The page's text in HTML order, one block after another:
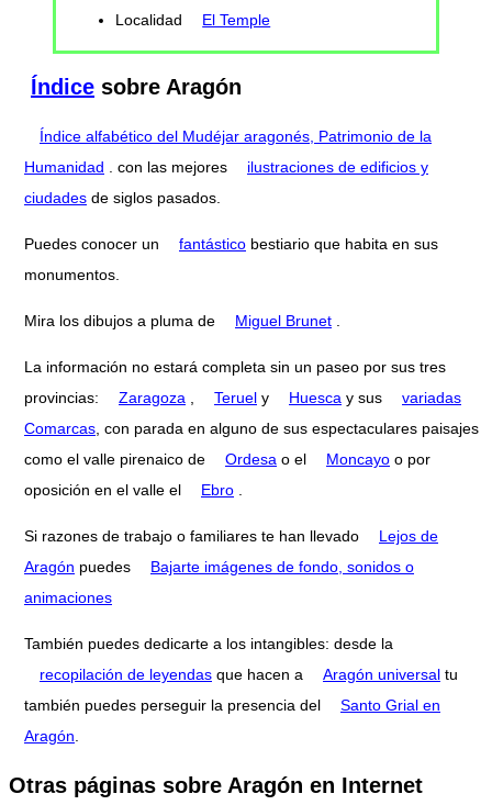
Localidad
El Temple
Índice sobre Aragón
Índice alfabético del Mudéjar aragonés, Patrimonio de la
Humanidad . con las mejores
ilustraciones de edificios y
ciudades de siglos pasados.
Puedes conocer un fantástico bestiario que habita en sus
monumentos.
Mira los dibujos a pluma de Miguel Brunet
La información no estará completa sin un paseo por sus tres
provincias:
Zaragoza Teruel y Huesca y sus
variadas
Comarcas , con parada en alguno de sus espectaculares paisajes
como el valle pirenaico de
Ordesa o el Moncayo o por
oposición en el valle el
Ebro
Si razones de trabajo o familiares te han llevado
Lejos de
Aragón puedes
Bajarte imágenes de fondo, sonidos o
animaciones
También puedes dedicarte a los intangibles: desde la
recopilación de leyendas que hacen a Aragón universal tu
también puedes perseguir la presencia del
Santo Grial en
Aragón
Otras páginas sobre Aragón en Internet